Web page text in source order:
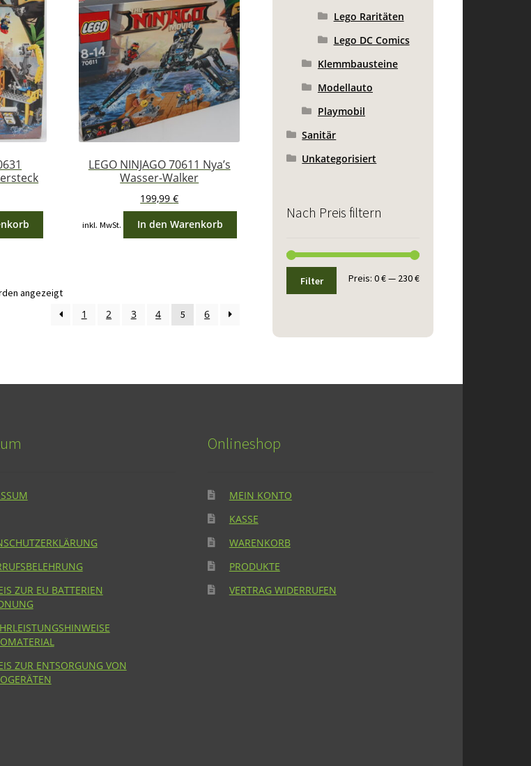
LEGO NINJAGO 70611 Nya’s
Wasser-Walker
199,99€
inkl. MwSt. In den Warenkorb
angezeigtNach
sortiert
1 2 3 4 5 6
Lego Raritäten
Lego DC Comics
Klemmbausteine
Modellauto
Playmobil
Sanitär
Unkategorisiert
Nach Preis filtern
Min.
Max.
Filter Preis: 0 €— 230 €
ZUR EU BATTERIEN
ZUR ENTSORGUNG VON
Onlineshop
MEIN KONTO
KASSE
WARENKORB
PRODUKTE
VERTRAG WIDERRUFEN